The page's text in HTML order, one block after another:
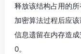
释放该结构占用的
加密算法过程后应
信息遗留在内存造
0。